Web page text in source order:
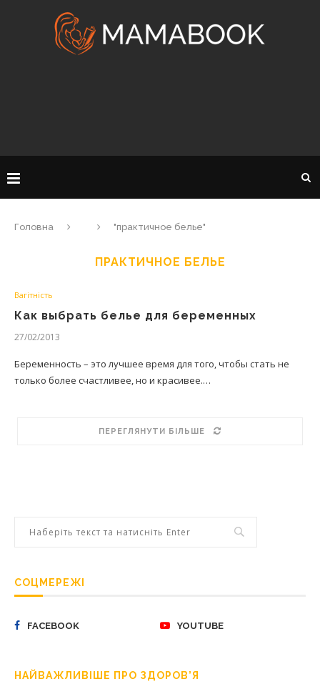
Головна "практичное белье"
ПРАКТИЧНОЕ БЕЛЬЕ
Вагітність
Как выбрать белье для беременных
27/02/2013
Беременность – это лучшее время для того, чтобы стать не
только более счастливее, но и красивее.…
ПЕРЕГЛЯНУТИ БІЛЬШЕ
СОЦМЕРЕЖІ
FACEBOOK YOUTUBE
НАЙВАЖЛИВІШЕ ПРО ЗДОРОВ’Я